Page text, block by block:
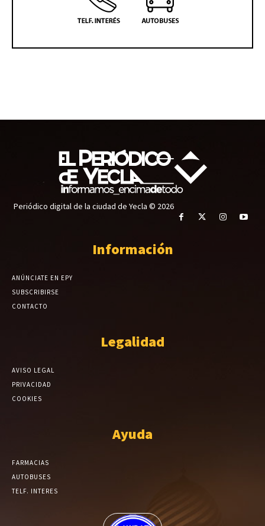
Periódico digital de la ciudad de Yecla © 2026
Información
ANÚNCIATE EN EPY
SUBSCRIBIRSE
CONTACTO
Legalidad
AVISO LEGAL
PRIVACIDAD
COOKIES
Ayuda
FARMACIAS
AUTOBUSES
TELF. INTERES